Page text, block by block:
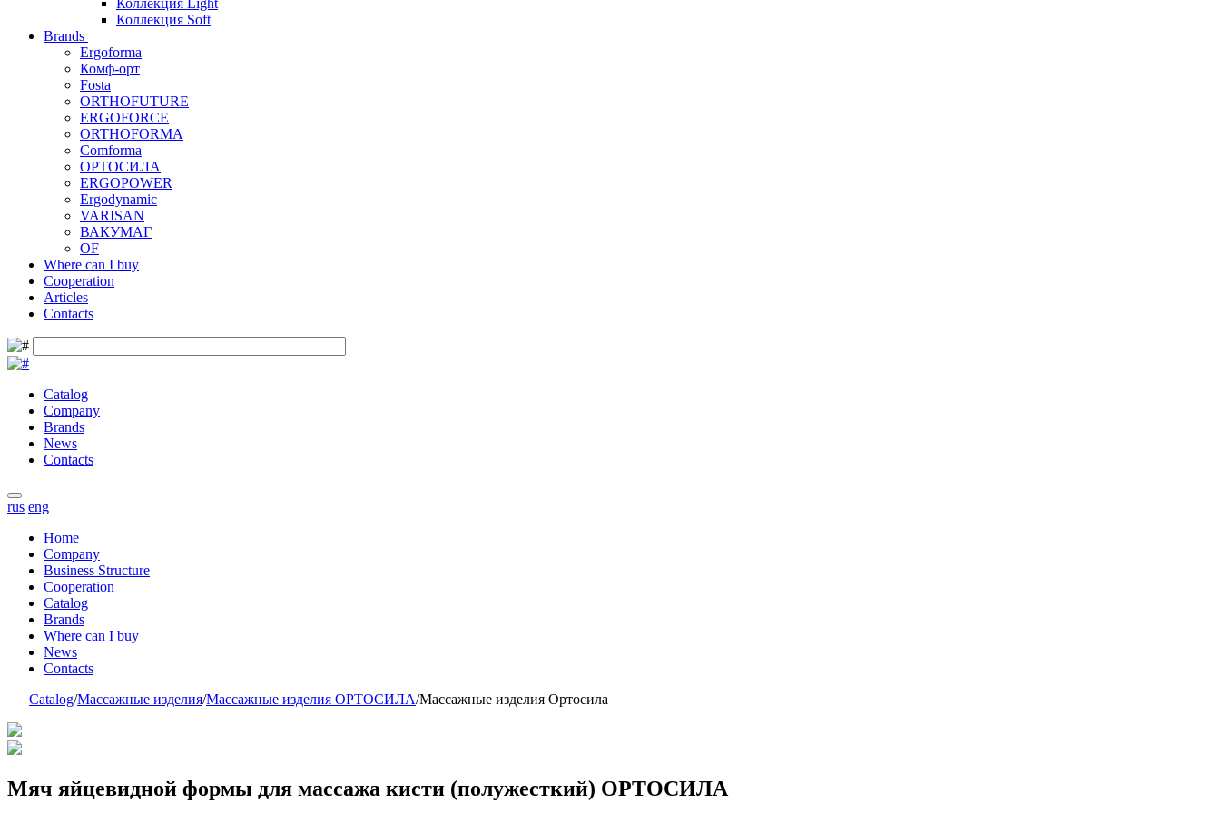
Коллекция Light
Коллекция Soft
Brands
Ergoforma
Комф-орт
Fosta
ORTHOFUTURE
ERGOFORCE
ORTHOFORMA
Comforma
ОРТОСИЛА
ERGOPOWER
Ergodynamic
VARISAN
ВАКУМАГ
OF
Where can I buy
Cooperation
Articles
Contacts
Catalog
Company
Brands
News
Contacts
rus eng
Home
Company
Business Structure
Cooperation
Catalog
Brands
Where can I buy
News
Contacts
Catalog/Массажные изделия/Массажные изделия ОРТОСИЛА/Массажные изделия Ортосила
Мяч яйцевидной формы для массажа кисти (полужесткий) ОРТОСИЛА